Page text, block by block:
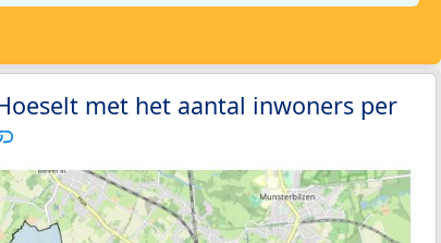
met het aantal inwoners per